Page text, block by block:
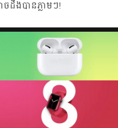
ចដឹងបានភ្លាមៗ!